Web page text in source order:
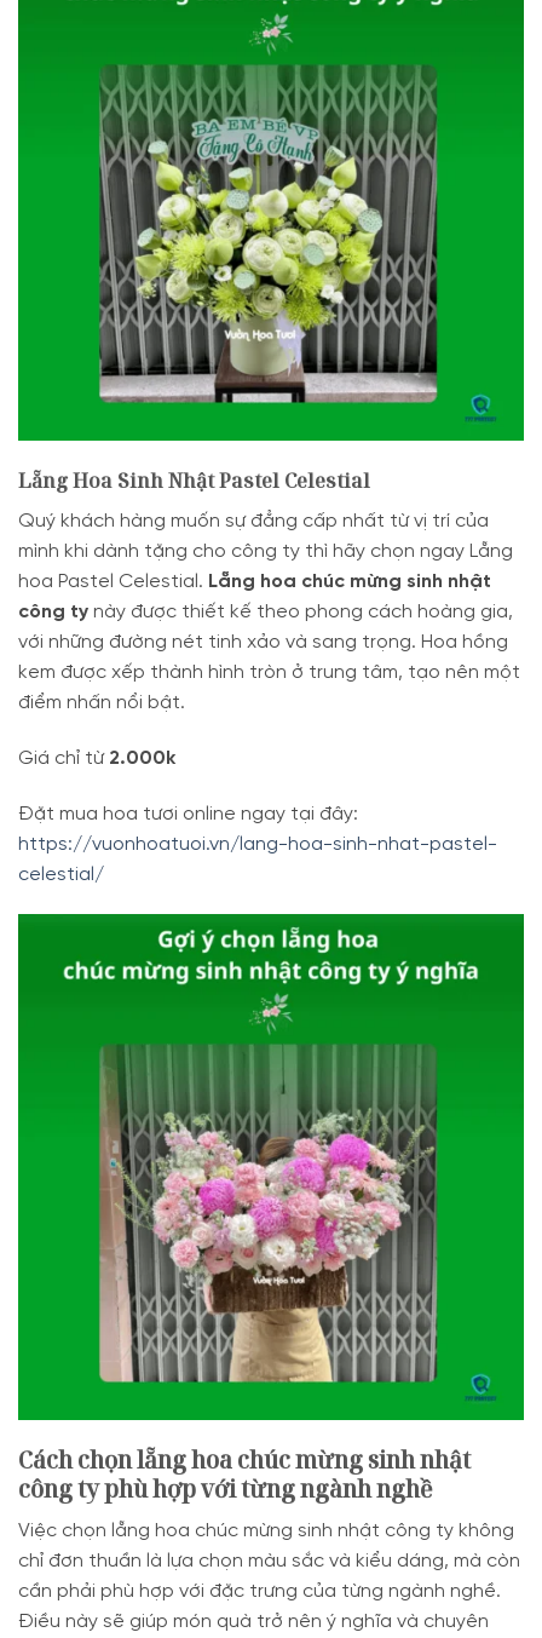
Lẵng Hoa Sinh Nhật Pastel Celestial
Quý khách hàng muốn sự đẳng cấp nhất từ vị trí của
mình khi dành tặng cho công ty thì hãy chọn ngay Lẵng
hoa Pastel Celestial. Lẵng hoa chúc mừng sinh nhật
công ty này được thiết kế theo phong cách hoàng gia,
với những đường nét tinh xảo và sang trọng. Hoa hồng
kem được xếp thành hình tròn ở trung tâm, tạo nên một
điểm nhấn nổi bật.
Giá chỉ từ 2.000k
Đặt mua hoa tươi online ngay tại đây:
https://vuonhoatuoi.vn/lang-hoa-sinh-nhat-pastel-
celestial/
Cách chọn lẵng hoa chúc mừng sinh nhật
công ty phù hợp với từng ngành nghề
Việc chọn lẵng hoa chúc mừng sinh nhật công ty không
chỉ đơn thuần là lựa chọn màu sắc và kiểu dáng, mà còn
cần phải phù hợp với đặc trưng của từng ngành nghề.
Điều này sẽ giúp món quà trở nên ý nghĩa và chuyên